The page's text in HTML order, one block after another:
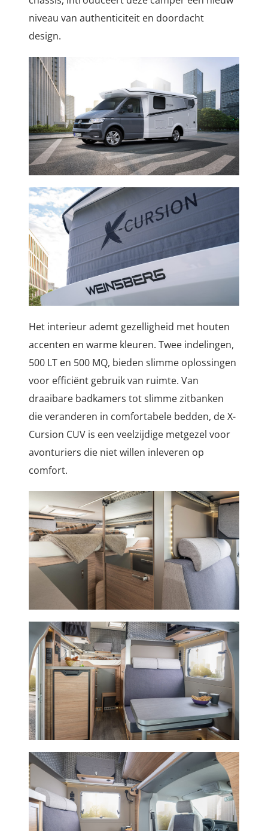
niveau van authenticiteit en doordacht
design.
Het interieur ademt gezelligheid met houten
accenten en warme kleuren. Twee indelingen,
500 LT en 500 MQ, bieden slimme oplossingen
voor efficiënt gebruik van ruimte. Van
draaibare badkamers tot slimme zitbanken
die veranderen in comfortabele bedden, de X-
Cursion CUV is een veelzijdige metgezel voor
avonturiers die niet willen inleveren op
comfort.